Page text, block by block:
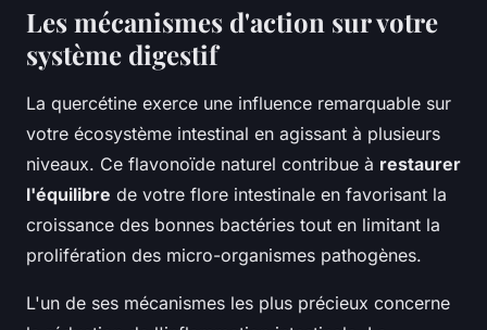
Les mécanismes d'action sur votre
système digestif
La quercétine exerce une influence remarquable sur
votre écosystème intestinal en agissant à plusieurs
niveaux. Ce flavonoïde naturel contribue à restaurer
l'équilibre de votre flore intestinale en favorisant la
croissance des bonnes bactéries tout en limitant la
prolifération des micro-organismes pathogènes.
L'un de ses mécanismes les plus précieux concerne